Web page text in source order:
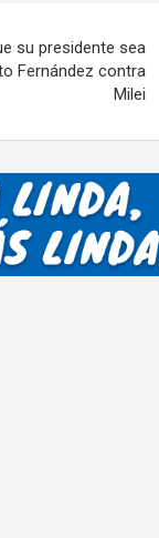
su presidente sea
Fernández contra
Milei